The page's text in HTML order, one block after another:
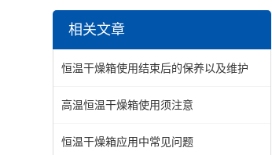
相关文章
恒温干燥箱使用结束后的保养以及维护
高温恒温干燥箱使用须注意
恒温干燥箱应用中常见问题